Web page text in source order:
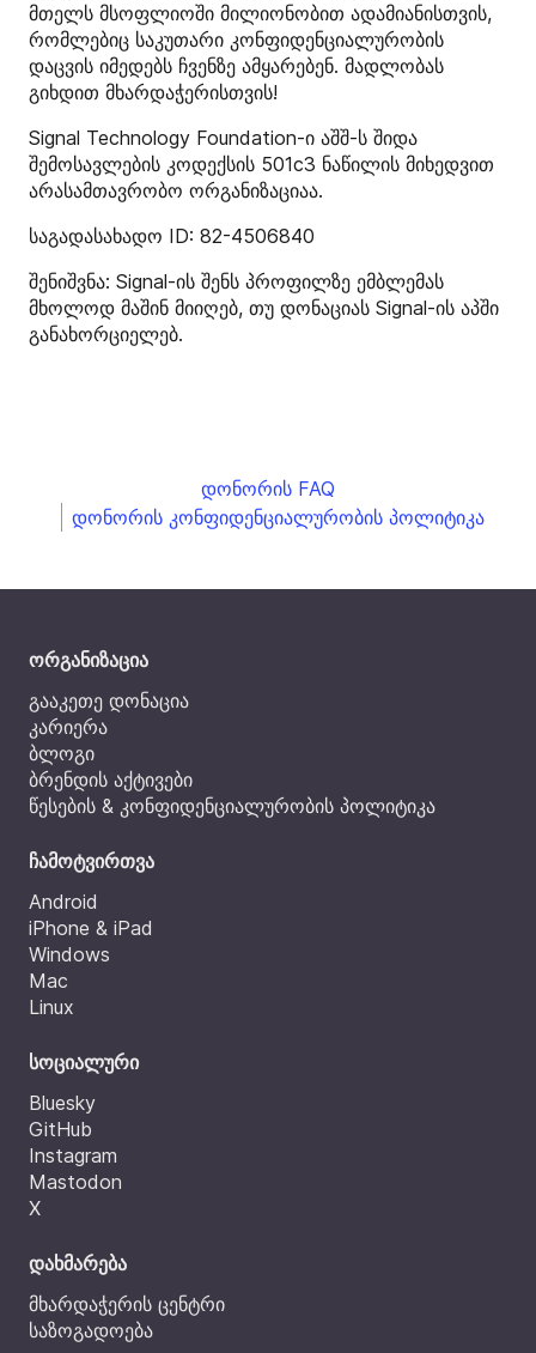
მთელს მსოფლიოში მილიონობით ადამიანისთვის,
რომლებიც საკუთარი კონფიდენციალურობის
დაცვის იმედებს ჩვენზე ამყარებენ. მადლობას
გიხდით მხარდაჭერისთვის!
Signal Technology Foundation-ი აშშ-ს შიდა
შემოსავლების კოდექსის 501c3 ნაწილის მიხედვით
არასამთავრობო ორგანიზაციაა.
საგადასახადო ID: 82-4506840
შენიშვნა: Signal-ის შენს პროფილზე ემბლემას
მხოლოდ მაშინ მიიღებ, თუ დონაციას Signal-ის აპში
განახორციელებ.
დონორის FAQ
დონორის კონფიდენციალურობის პოლიტიკა
ორგანიზაცია
გააკეთე დონაცია
კარიერა
ბლოგი
ბრენდის აქტივები
წესების & კონფიდენციალურობის პოლიტიკა
ჩამოტვირთვა
Android
iPhone & iPad
Windows
Mac
Linux
სოციალური
Bluesky
GitHub
Instagram
Mastodon
X
დახმარება
მხარდაჭერის ცენტრი
საზოგადოება